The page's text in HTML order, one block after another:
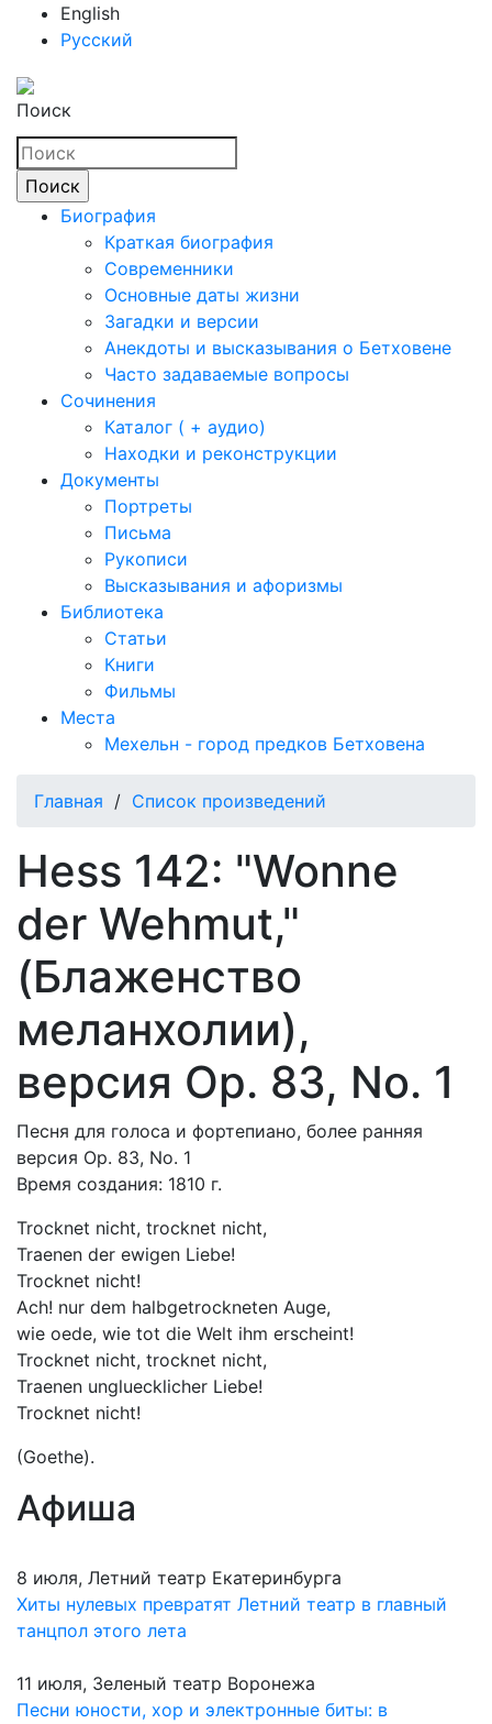
English
Русский
Поиск
Биография
Краткая биография
Современники
Основные даты жизни
Загадки и версии
Анекдоты и высказывания о Бетховене
Часто задаваемые вопросы
Сочинения
Каталог ( + аудио)
Находки и реконструкции
Документы
Портреты
Письма
Рукописи
Высказывания и афоризмы
Библиотека
Статьи
Книги
Фильмы
Места
Мехельн - город предков Бетховена
Главная / Список произведений
Hess 142: "Wonne
der Wehmut,"
(Блаженство
меланхолии),
версия Op. 83, No. 1
Песня для голоса и фортепиано, более ранняя
версия Op. 83, No. 1
Время создания: 1810 г.
Trocknet nicht, trocknet nicht,
Traenen der ewigen Liebe!
Trocknet nicht!
Ach! nur dem halbgetrockneten Auge,
wie oede, wie tot die Welt ihm erscheint!
Trocknet nicht, trocknet nicht,
Traenen ungluecklicher Liebe!
Trocknet nicht!
(Goethe).
Афиша
8 июля, Летний театр Екатеринбурга
Хиты нулевых превратят Летний театр в главный
танцпол этого лета
11 июля, Зеленый театр Воронежа
Песни юности, хор и электронные биты: в